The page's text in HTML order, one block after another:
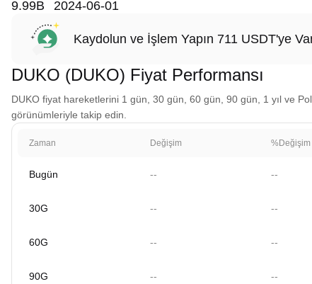
9.99B 2024-06-01
Kaydolun ve İşlem Yapın 711 USDT'ye
DUKO (DUKO) Fiyat Performansı
DUKO fiyat hareketlerini 1 gün, 30 gün, 60 gün, 90 gün, 1 yıl ve
görünümleriyle takip edin.
Zaman Değişim %Değişim
Bugün -- --
30G -- --
60G -- --
90G -- --